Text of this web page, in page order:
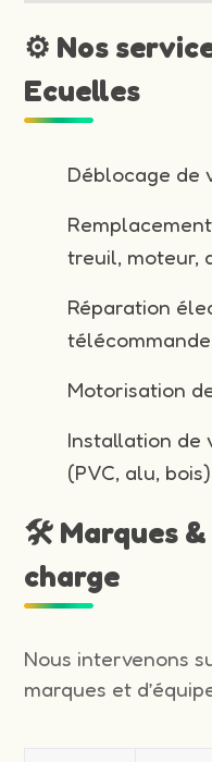
⚙️ Nos
Ecuelles
Déblocage de
treuil, moteur,
Réparation
Motorisation
Installation de
(PVC, alu, bois)
🛠️ Marques &
charge
Nous intervenons
marques et